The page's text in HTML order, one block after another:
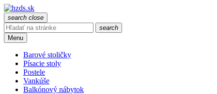
search close
search
Menu
Barové stoličky
Písacie stoly
Postele
Vankúše
Balkónový nábytok